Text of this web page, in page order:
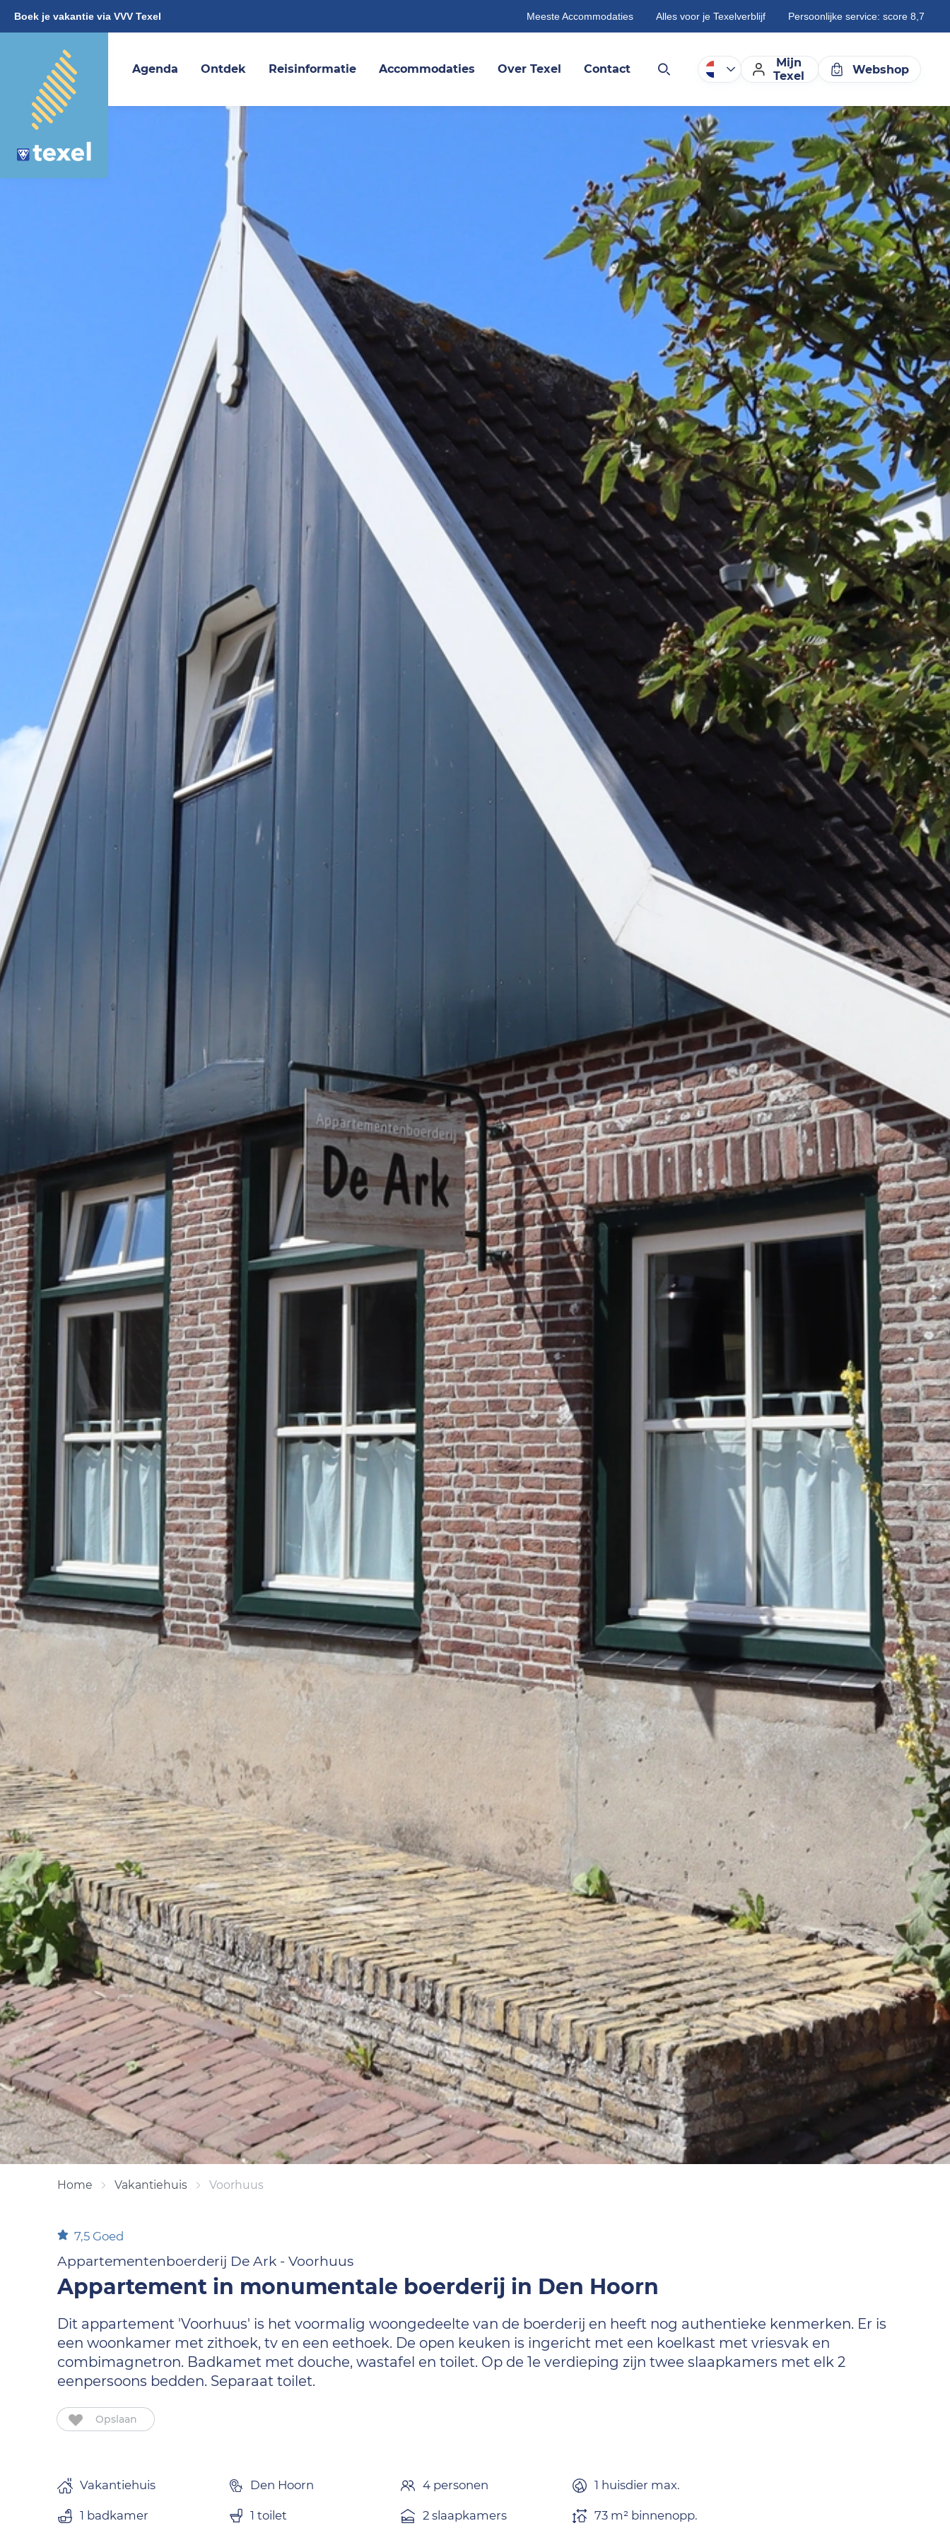
Boek je vakantie via VVV Texel Meeste Accommodaties Alles voor je Texelverblijf Persoonlijke service: score 8,7
Agenda Ontdek Reisinformatie Accommodaties Over Texel Contact
Mijn
Texel
Webshop
Home Vakantiehuis Voorhuus
7,5 Goed
Appartementenboerderij De Ark - Voorhuus
Appartement in monumentale boerderij in Den Hoorn
Dit appartement 'Voorhuus' is het voormalig woongedeelte van de boerderij en heeft nog authentieke kenmerken. Er is
een woonkamer met zithoek, tv en een eethoek. De open keuken is ingericht met een koelkast met vriesvak en
combimagnetron. Badkamet met douche, wastafel en toilet. Op de 1e verdieping zijn twee slaapkamers met elk 2
eenpersoons bedden. Separaat toilet.
Opslaan
Vakantiehuis Den Hoorn 4 personen 1 huisdier max.
1 badkamer 1 toilet 2 slaapkamers 73 m² binnenopp.